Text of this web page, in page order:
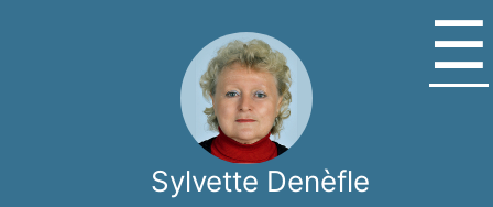
☰
Sylvette Denèfle